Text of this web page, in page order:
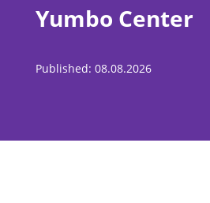
Yumbo Center
Published: 08.08.2026